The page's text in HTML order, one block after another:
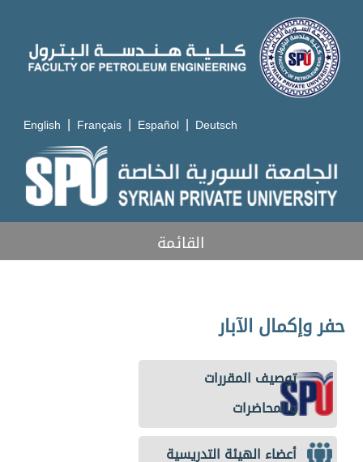
English | Français | Español | Deutsch
القائمة
حفر وإكمال الآبار
توصيف المقررات
والمحاضرات
أعضاء الهيئة التدريسية